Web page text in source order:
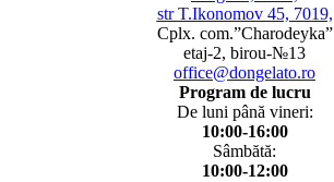
str T.Ikonomov 45, 7019,
Cplx. com.”Charodeyka”
etaj-2, birou-№13
office@dongelato.ro
Program de lucru
De luni până vineri:
10:00-16:00
Sâmbătă:
10:00-12:00